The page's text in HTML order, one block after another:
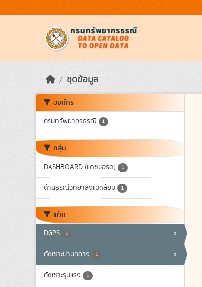
ชุดข้อมูล
องค์กร
กรมทรัพยากรธรณี 1
กลุ่ม
DASHBOARD (แดชบอร์ด) 1
ด้านธรณีวิทยาสิ่งแวดล้อม 1
แท็ค
DGPS 1 x
กัดเซาะปานกลาง 1 x
กัดเซาะรุนแรง 1